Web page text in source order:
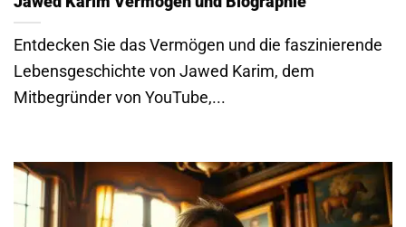
Entdecken Sie das Vermögen und die faszinierende
Lebensgeschichte von Jawed Karim, dem
Mitbegründer von YouTube,...